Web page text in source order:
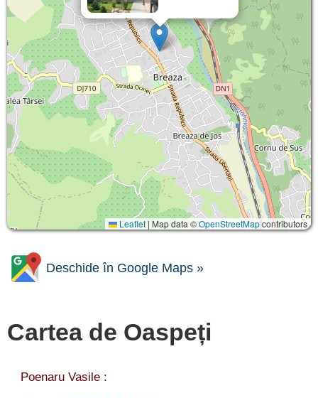
Leaflet | Map data ©OpenStreetMapcontributors
Deschide în Google Maps »
Cartea de Oaspeți
Poenaru Vasile :